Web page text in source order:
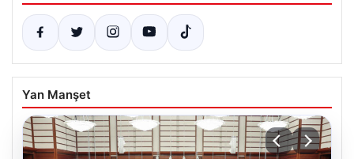
Yan Manşet